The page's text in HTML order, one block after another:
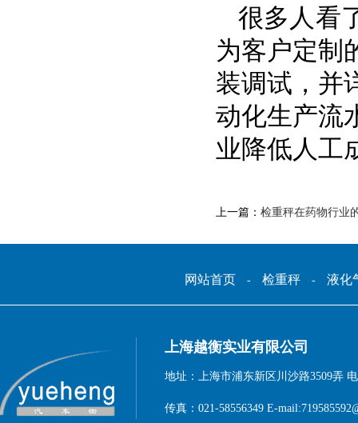
很多人看
为客户定制
装调试，并
动化生产流
业降低人工
上一篇： 检重秤在药物行业
网站首页 - 检重秤 - 液化
上海越衡实业有限公司
地址：上海市浦东新区川沙路3509弄 电
传真：021-58556349 E-